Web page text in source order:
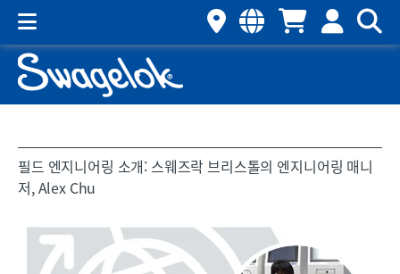
필드 엔지니어링 소개: 스웨즈락 브리스톨의 엔지니어링 매니
저, Alex Chu